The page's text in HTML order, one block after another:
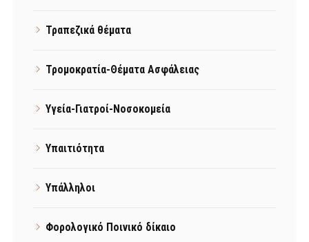
Τραπεζικά θέματα
Τρομοκρατία-Θέματα Ασφάλειας
Υγεία-Γιατροί-Νοσοκομεία
Υπαιτιότητα
Υπάλληλοι
Φορολογικό Ποινικό δίκαιο